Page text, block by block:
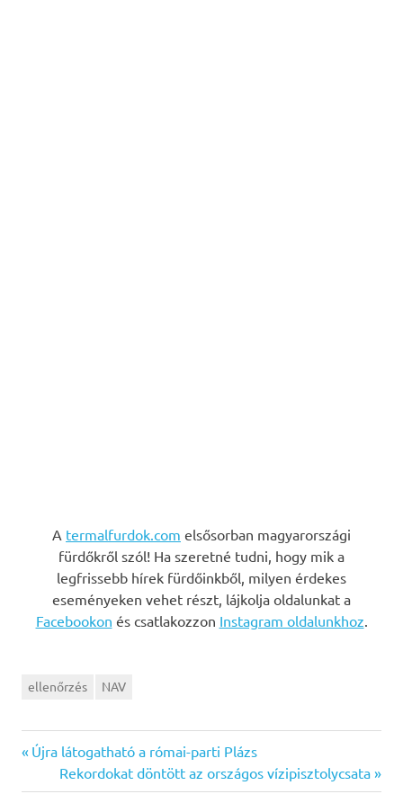
A termalfurdok.com elsősorban magyarországi
fürdőkről szól! Ha szeretné tudni, hogy mik a
legfrissebb hírek fürdőinkből, milyen érdekes
eseményeken vehet részt, lájkolja oldalunkat a
Facebookon és csatlakozzon Instagram oldalunkhoz.
ellenőrzés NAV
Bejegyzés
navigáció
Previous
Post:
Újra látogatható a római-parti Plázs
Next
Post:
Rekordokat döntött az országos vízipisztolycsata